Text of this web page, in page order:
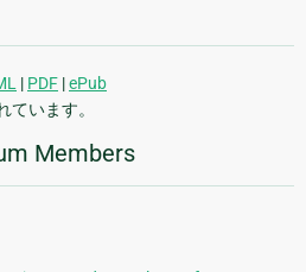
| PDF |ePub
ています。
Members